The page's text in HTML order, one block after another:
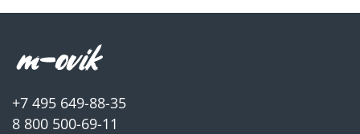
+7 495 649-88-35
8 800 500-69-11